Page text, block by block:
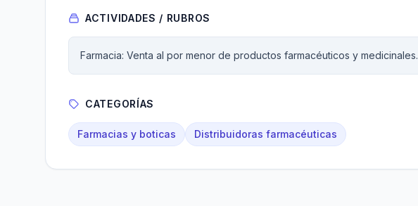
ACTIVIDADES / RUBROS
Farmacia: Venta al por menor de productos farmacéuticos y medicinales.
CATEGORÍAS
Farmacias y boticas Distribuidoras farmacéuticas